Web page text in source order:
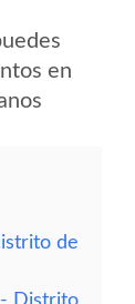
en
de
- Distrito